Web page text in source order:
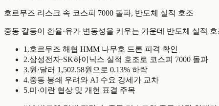
호르무즈 리스크 속 코스피 7000 돌파, 반도체 실적 호조
중동 갈등이 환율·유가 변동성을 키우는 가운데 반도체 실적
1 .호르무즈 해협 HMM 나무호 드론 피격 확인
2.삼성전자·SK하이닉스 실적 호조로 코스피 7000 돌파
3.원·달러 1,502.58원으로 0.13% 하락
4.중동 봉쇄 우려와 AI 수요 강세가 교차
5.미·이란 협상 및 개헌 표결 주목